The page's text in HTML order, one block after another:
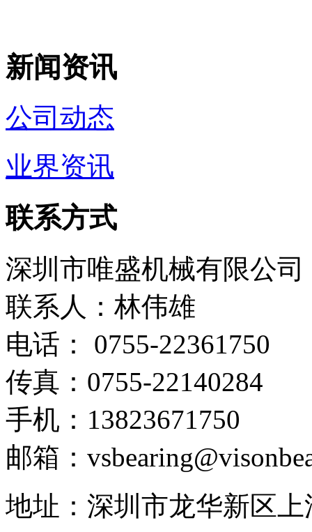
新闻资讯
公司动态
业界资讯
联系方式
深圳市唯盛机械有限公司
联系人：林伟雄
电话： 0755-22361750
传真：0755-22140284
手机：13823671750
邮箱：
地址：深圳市龙华新区